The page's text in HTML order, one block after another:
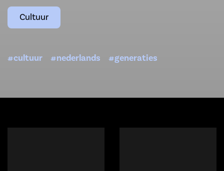
Cultuur
#cultuur #nederlands #generaties